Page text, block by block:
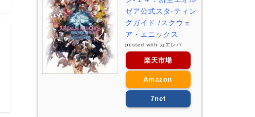
ゼア公式スタ-ティン
グガイド /スクウェ
ア・エニックス
posted with カエレバ
楽天市場
Amazon
7net